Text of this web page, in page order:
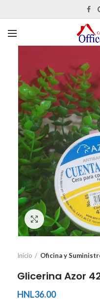
Ver tamaño
Inicio Oficina y
Glicerina Azor
HNL36.00